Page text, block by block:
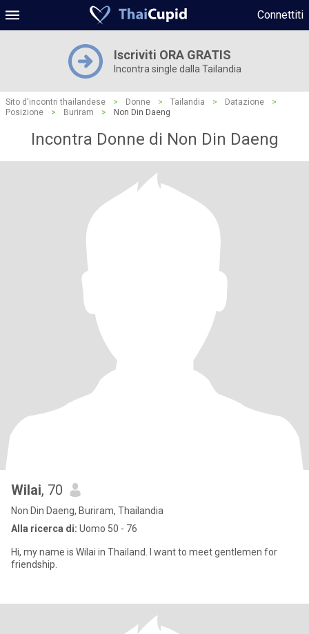
Connettiti
Iscriviti ORA GRATIS
Incontra single dalla Tailandia
Sito d'incontri thailandese > Donne > Tailandia > Datazione
>
Posizione
> Buriram > Non Din Daeng
Incontra Donne di Non Din Daeng
Wilai, 70
Non Din Daeng, Buriram, Thailandia
Alla ricerca di: Uomo 50 - 76
Hi, my name is Wilai in Thailand. I want to meet gentlemen for
friendship.